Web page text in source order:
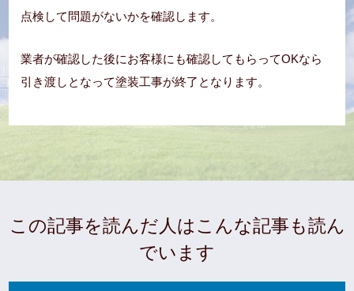
点検して問題がないかを確認します。
業者が確認した後にお客様にも確認してもらってOKなら
引き渡しとなって塗装工事が終了となります。
この記事を読んだ人はこんな記事も読ん
でいます